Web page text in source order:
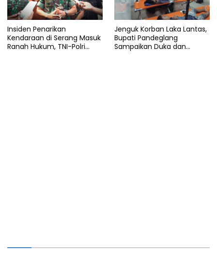
Insiden Penarikan
Kendaraan di Serang Masuk
Ranah Hukum, TNI-Polri
Jenguk Korban Laka Lantas,
Bupati Pandeglang
Sampaikan Duka dan